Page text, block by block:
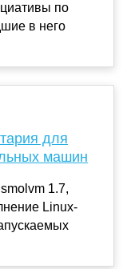
по
в него
для
машин
1.7,
Linux-